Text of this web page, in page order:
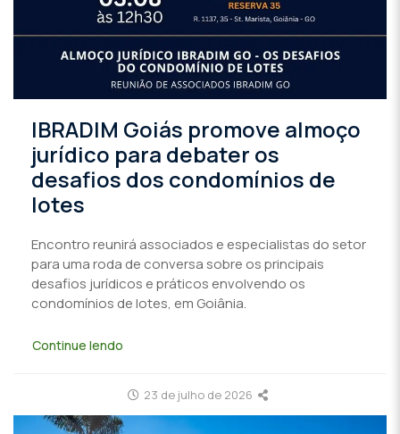
IBRADIM Goiás promove almoço
jurídico para debater os
desafios dos condomínios de
lotes
Encontro reunirá associados e especialistas do setor
para uma roda de conversa sobre os principais
desafios jurídicos e práticos envolvendo os
condomínios de lotes, em Goiânia.
Continue lendo
23 de julho de 2026